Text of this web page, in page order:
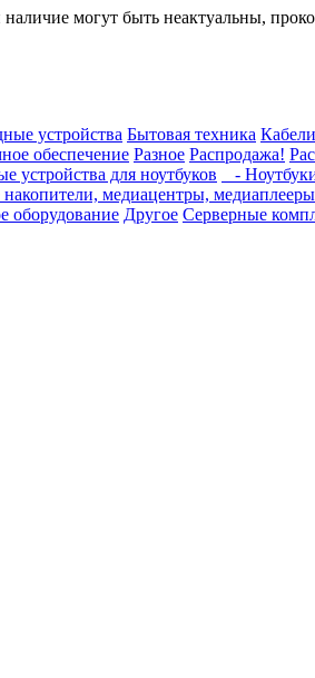
могут быть неактуальны,
устройства Бытовая техника
обеспечение Разное Распродажа!
устройства для ноутбуков -
медиацентры, медиаплееры
оборудование Другое Серверные